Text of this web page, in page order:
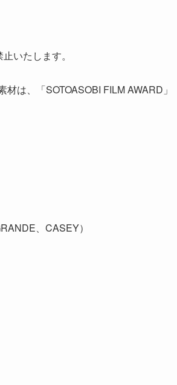
いたします。
は、「SOTOASOBI FILM AWARD」
、CASEY）